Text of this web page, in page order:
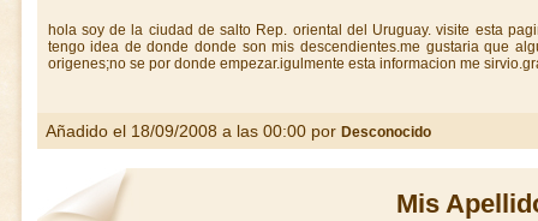
hola soy de la ciudad de salto Rep. oriental del Uruguay. visite esta
tengo idea de donde donde son mis descendientes.me gustaria que
origenes;no se por donde empezar.igulmente esta informacion me
Añadido el 18/09/2008 a las 00:00 por Desconocido
Mis